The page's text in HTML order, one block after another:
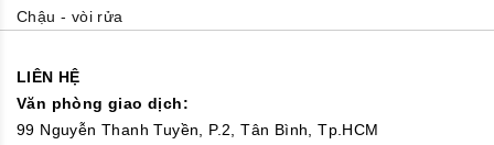
Chậu - vòi rửa
LIÊN HỆ
Văn phòng giao dịch:
99 Nguyễn Thanh Tuyền, P.2, Tân Bình, Tp.HCM